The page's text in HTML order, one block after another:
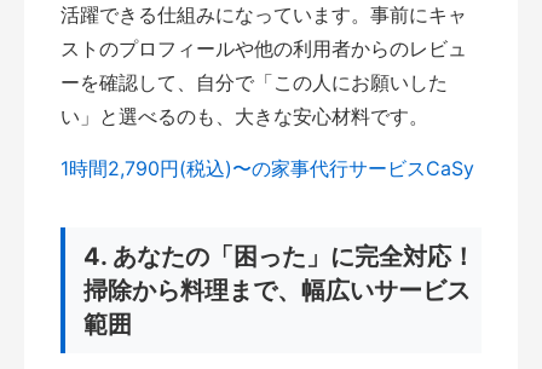
活躍できる仕組みになっています。事前にキャ
ストのプロフィールや他の利用者からのレビュ
ーを確認して、自分で「この人にお願いした
い」と選べるのも、大きな安心材料です。
1時間2,790円(税込)〜の家事代行サービスCaSy
4. あなたの「困った」に完全対応！
掃除から料理まで、幅広いサービス
範囲